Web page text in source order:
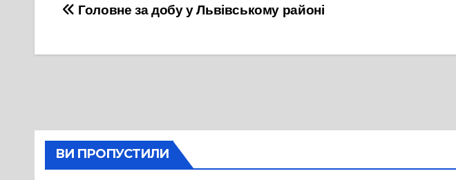
Навігація
Головне за добу у Львівському районі
ВИ ПРОПУСТИЛИ